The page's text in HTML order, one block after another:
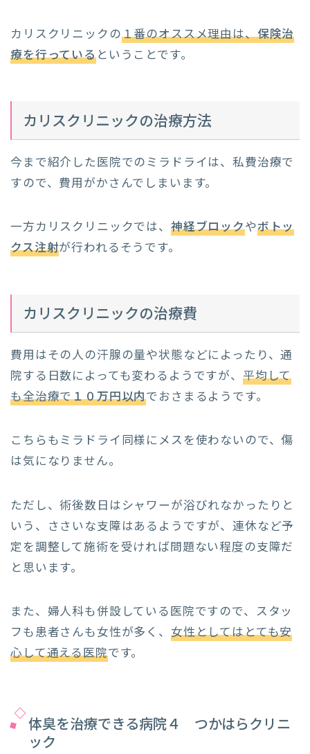
カリスクリニックの１番のオススメ理由は、保険治
療を行っているということです。
カリスクリニックの治療方法
今まで紹介した医院でのミラドライは、私費治療で
すので、費用がかさんでしまいます。
一方カリスクリニックでは、 神経ブロックやボトッ
クス注射が行われるそうです。
カリスクリニックの治療費
費用はその人の汗腺の量や状態などによったり、通
院する日数によっても変わるようですが、 平均して
も全治療で１０万円以内でおさまるようです。
こちらもミラドライ同様にメスを使わないので、傷
は気になりません。
ただし、術後数日はシャワーが浴びれなかったりと
いう、ささいな支障はあるようですが、連休など予
定を調整して施術を受ければ問題ない程度の支障だ
と思います。
また、婦人科も併設している医院ですので、スタッ
フも患者さんも女性が多く、 女性としてはとても安
心して通える医院です。
体臭を治療できる病院４ つかはらクリニ
ック